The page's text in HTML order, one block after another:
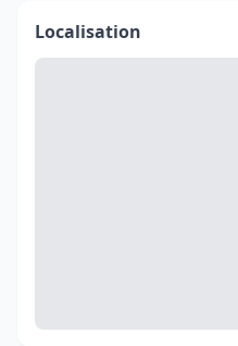
Localisation